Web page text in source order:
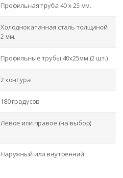
Профильная труба 40 х 25 мм.
Холоднокатанная сталь толщиной
2 мм.
Профильные трубы 40х25мм (2 шт.)
2 контура
180 градусов
Левое или правое (на выбор)
Наружный или внутренний